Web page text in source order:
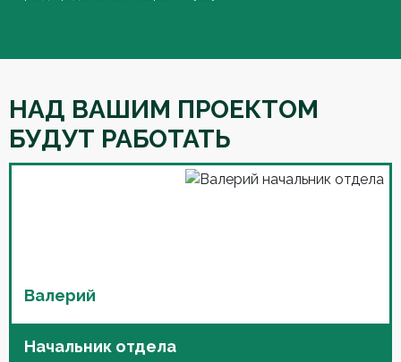
НАД ВАШИМ ПРОЕКТОМ
БУДУТ РАБОТАТЬ
Валерий
Начальник отдела